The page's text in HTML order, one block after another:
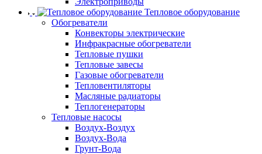
Тепловое оборудование
Обогреватели
Конвекторы электрические
Инфракрасные обогреватели
Тепловые пушки
Тепловые завесы
Газовые обогреватели
Тепловентиляторы
Масляные радиаторы
Теплогенераторы
Тепловые насосы
Воздух-Воздух
Воздух-Вода
Грунт-Вода